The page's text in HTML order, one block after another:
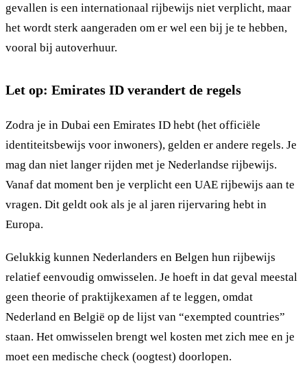
gevallen is een internationaal rijbewijs niet verplicht, maar
het wordt sterk aangeraden om er wel een bij je te hebben,
vooral bij autoverhuur.
Let op: Emirates ID verandert de regels
Zodra je in Dubai een Emirates ID hebt (het officiële
identiteitsbewijs voor inwoners), gelden er andere regels. Je
mag dan niet langer rijden met je Nederlandse rijbewijs.
Vanaf dat moment ben je verplicht een UAE rijbewijs aan te
vragen. Dit geldt ook als je al jaren rijervaring hebt in
Europa.
Gelukkig kunnen Nederlanders en Belgen hun rijbewijs
relatief eenvoudig omwisselen. Je hoeft in dat geval meestal
geen theorie of praktijkexamen af te leggen, omdat
Nederland en België op de lijst van “exempted countries”
staan. Het omwisselen brengt wel kosten met zich mee en je
moet een medische check (oogtest) doorlopen.